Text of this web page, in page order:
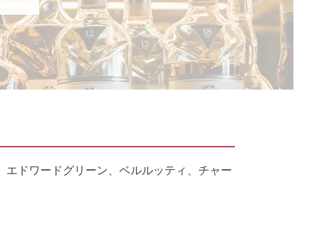
ドワードグリーン、ベルルッティ、チャー